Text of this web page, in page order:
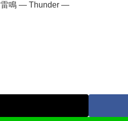
雷鳴 — Thunder —